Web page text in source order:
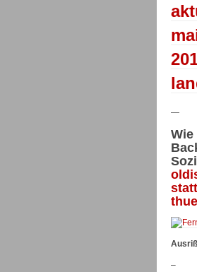
—
Wie
–